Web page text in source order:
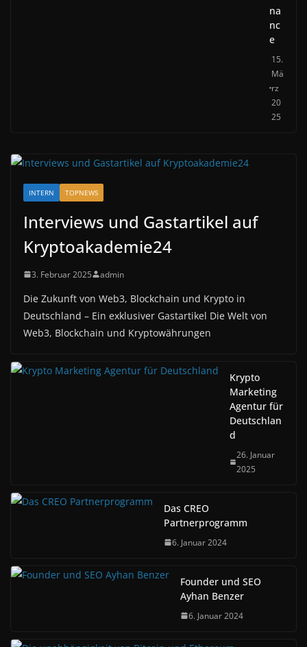
na
nc
e
15.
Mä
rz
20
25
INTERN TOPNEWS
Interviews und Gastartikel auf
Kryptoakademie24
3. Februar 2025 admin
Die Zukunft von Web3, Blockchain und Krypto in
Deutschland – Ein exklusiver Gastartikel Die Welt von
Web3, Blockchain und Kryptowährungen
Krypto
Marketing
Agentur für
Deutschlan
d
26. Januar
2025
Das CREO
Partnerprogramm
6. Januar 2024
Founder und SEO
Ayhan Benzer
6. Januar 2024